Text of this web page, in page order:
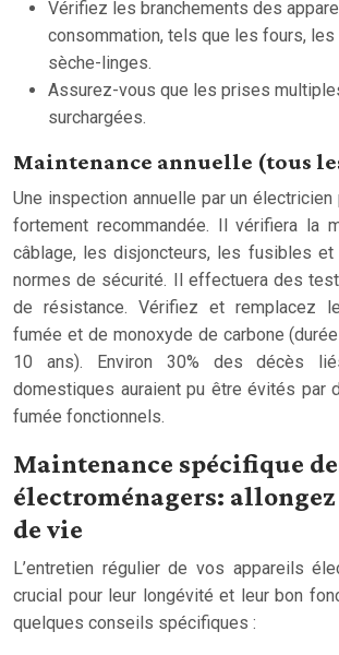
Vérifiez les branchements des
consommation, tels que les fours,
sèche-linges.
Assurez-vous que les prises
surchargées.
Maintenance annuelle (tous
Une inspection annuelle par un
fortement recommandée. Il vérifiera la
câblage, les disjoncteurs, les fusibles et
normes de sécurité. Il effectuera des
de résistance. Vérifiez et remplacez
fumée et de monoxyde de carbone
10 ans). Environ 30% des décès
domestiques auraient pu être évités par
fumée fonctionnels.
Maintenance spécifique
électroménagers:
de vie
L’entretien régulier de vos appareils
crucial pour leur longévité et leur bon
quelques conseils spécifiques :